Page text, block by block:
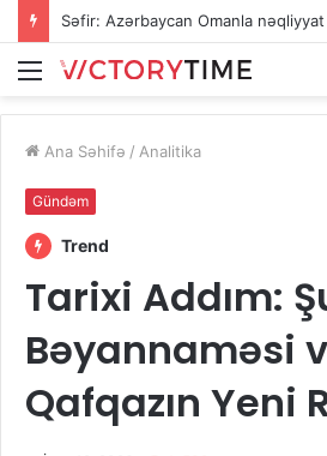
Menu
Ana Səhifə / Analitika
Gündəm
Trend
Tarixi Addım:
Bəyannaməsi
Qafqazın Yeni